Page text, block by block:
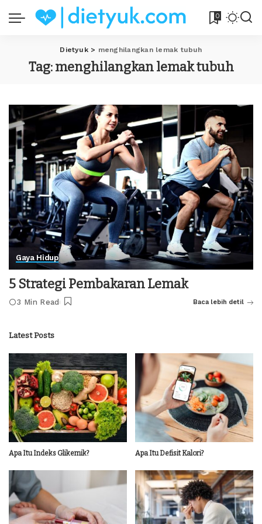
0
Dietyuk> menghilangkan lemak tubuh
Tag:menghilangkan lemak tubuh
Gaya Hidup
5 Strategi Pembakaran Lemak
3 Min Read Baca lebih detil
Latest Posts
Apa Itu Indeks Glikemik? Apa Itu Defisit Kalori?